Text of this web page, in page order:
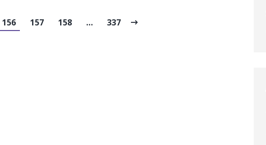
156 157 158 … 337